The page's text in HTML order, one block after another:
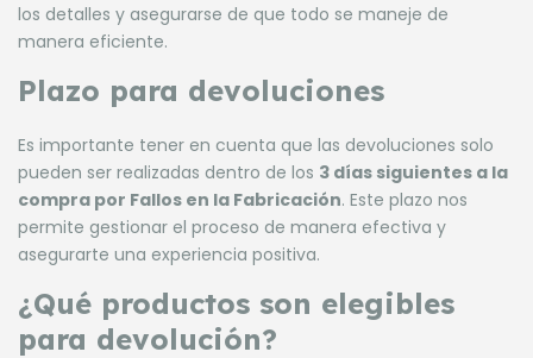
los detalles y asegurarse de que todo se maneje de
manera eficiente.
Plazo para devoluciones
Es importante tener en cuenta que las devoluciones solo
pueden ser realizadas dentro de los 3 días siguientes a la
compra por Fallos en la Fabricación. Este plazo nos
permite gestionar el proceso de manera efectiva y
asegurarte una experiencia positiva.
¿Qué productos son elegibles
para devolución?